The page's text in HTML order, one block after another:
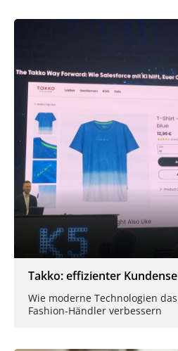
Takko: effizienter
Wie moderne Technologien
Fashion-Händler verbessern